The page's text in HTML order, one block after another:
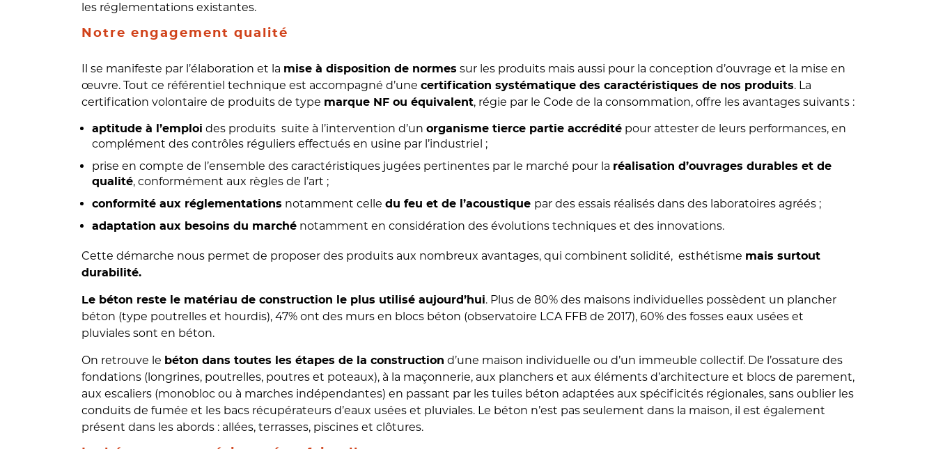
les réglementations existantes.
Notre engagement qualité
Il se manifeste par l’élaboration et la mise à disposition de normes sur les produits mais aussi pour la conception d’ouvrage et la mise en
œuvre. Tout ce référentiel technique est accompagné d’une certification systématique des caractéristiques de nos produits. La
certification volontaire de produits de type marque NF ou équivalent, régie par le Code de la consommation, offre les avantages suivants :
aptitude à l’emploi des produits suite à l’intervention d’un organisme tierce partie accrédité pour attester de leurs performances, en
complément des contrôles réguliers effectués en usine par l’industriel ;
prise en compte de l’ensemble des caractéristiques jugées pertinentes par le marché pour la réalisation d’ouvrages durables et de
qualité, conformément aux règles de l’art ;
conformité aux réglementations notamment celle du feu et de l’acoustique par des essais réalisés dans des laboratoires agréés ;
adaptation aux besoins du marché notamment en considération des évolutions techniques et des innovations.
Cette démarche nous permet de proposer des produits aux nombreux avantages, qui combinent solidité, esthétisme mais surtout
durabilité.
Le béton reste le matériau de construction le plus utilisé aujourd’hui. Plus de 80% des maisons individuelles possèdent un plancher
béton (type poutrelles et hourdis), 47% ont des murs en blocs béton (observatoire LCA FFB de 2017), 60% des fosses eaux usées et
pluviales sont en béton.
On retrouve le béton dans toutes les étapes de la construction d’une maison individuelle ou d’un immeuble collectif. De l’ossature des
fondations (longrines, poutrelles, poutres et poteaux), à la maçonnerie, aux planchers et aux éléments d’architecture et blocs de parement,
aux escaliers (monobloc ou à marches indépendantes) en passant par les tuiles béton adaptées aux spécificités régionales, sans oublier les
conduits de fumée et les bacs récupérateurs d’eaux usées et pluviales. Le béton n’est pas seulement dans la maison, il est également
présent dans les abords : allées, terrasses, piscines et clôtures.